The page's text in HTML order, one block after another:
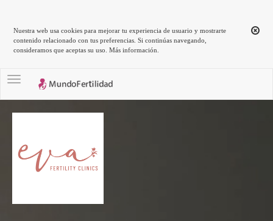
Nuestra web usa cookies para mejorar tu experiencia de usuario y mostrarte
contenido relacionado con tus preferencias. Si continúas navegando,
consideramos que aceptas su uso.Más información
Toggle navigation